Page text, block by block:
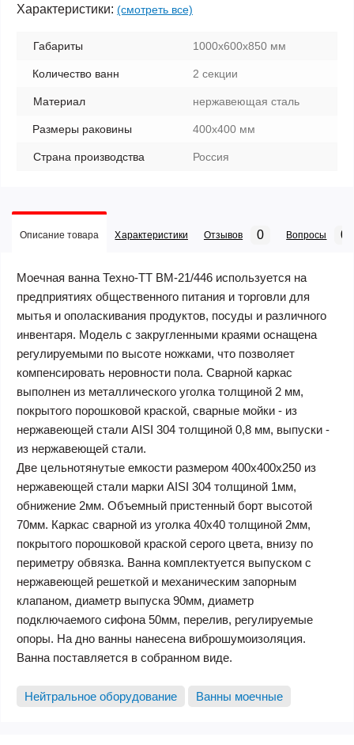
Характеристики: (смотреть все)
Габариты 1000х600х850 мм
Количество ванн 2 секции
Материал нержавеющая сталь
Размеры раковины 400х400 мм
Страна производства Россия
Описание товара Характеристики Отзывов 0 Вопросы 0
Моечная ванна Техно-ТТ ВМ-21/446 используется на
предприятиях общественного питания и торговли для
мытья и ополаскивания продуктов, посуды и различного
инвентаря. Модель с закругленными краями оснащена
регулируемыми по высоте ножками, что позволяет
компенсировать неровности пола. Сварной каркас
выполнен из металлического уголка толщиной 2 мм,
покрытого порошковой краской, сварные мойки - из
нержавеющей стали AISI 304 толщиной 0,8 мм, выпуски -
из нержавеющей стали.
Две цельнотянутые емкости размером 400х400х250 из
нержавеющей стали марки AISI 304 толщиной 1мм,
обнижение 2мм. Объемный пристенный борт высотой
70мм. Каркас сварной из уголка 40х40 толщиной 2мм,
покрытого порошковой краской серого цвета, внизу по
периметру обвязка. Ванна комплектуется выпуском с
нержавеющей решеткой и механическим запорным
клапаном, диаметр выпуска 90мм, диаметр
подключаемого сифона 50мм, перелив, регулируемые
опоры. На дно ванны нанесена виброшумоизоляция.
Ванна поставляется в собранном виде.
Нейтральное оборудование Ванны моечные